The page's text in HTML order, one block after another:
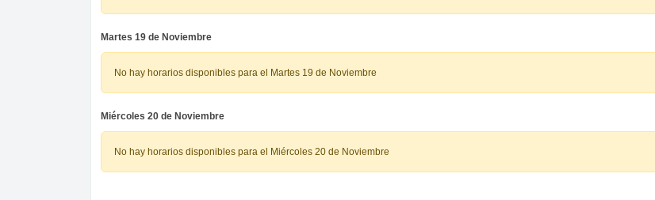
Martes 19 de Noviembre
No hay horarios disponibles para el Martes 19 de Noviembre
Miércoles 20 de Noviembre
No hay horarios disponibles para el Miércoles 20 de Noviembre